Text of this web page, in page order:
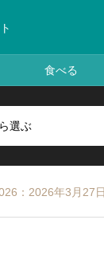
食べる
選ぶ
：2026年3月27